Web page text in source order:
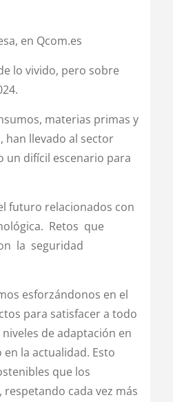
en Qcom.es
lo vivido, pero sobre
materias primas y
han llevado al sector
un difícil escenario para
futuro relacionados con
Retos que
la seguridad
esforzándonos en el
para satisfacer a todo
de adaptación en
la actualidad. Esto
que los
cada vez más